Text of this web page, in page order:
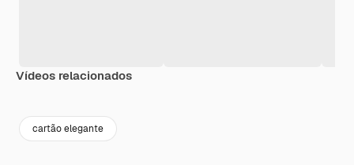
Vídeos relacionados
cartão elegante